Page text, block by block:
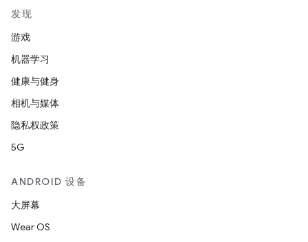
发现
游戏
机器学习
健康与健身
相机与媒体
隐私权政策
5G
ANDROID 设备
大屏幕
Wear OS